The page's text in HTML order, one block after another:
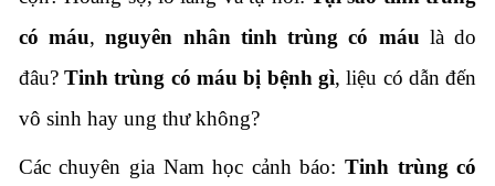
có máu,nguyên nhân tinh trùng có máu là do
đâu?Tinh trùng có máu bị bệnh gì, liệu có dẫn đến
vô sinh hay ung thư không?
Các chuyên gia Nam học cảnh báo:Tinh trùng có